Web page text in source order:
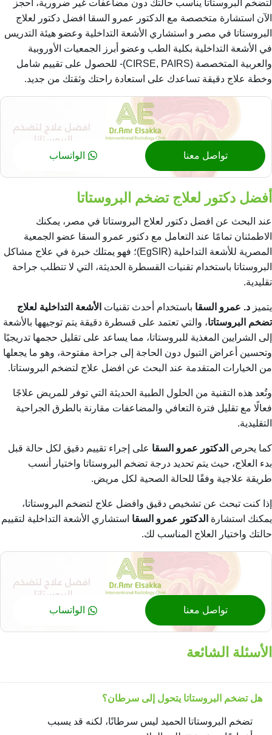
لتضخم البروستاتا يناسب حالتك دون مضاعفات غير ضرورية، احجز
الآن استشارة متخصصة مع الدكتور عمرو السقا افضل دكتور لعلاج
البروستاتا في مصر و استشاري الأشعة التداخلية وعضو هيئة التدريس
في الأشعة التداخلية بكلية الطب وعضو أبرز الجمعيات الأوروبية
والعربية المتخصصة (CIRSE, PAIRS)- للحصول على تقييم شامل
وخطة علاج دقيقة تساعدك على استعادة راحتك وثقتك من جديد.
تواصل معنا الواتساب
أفضل دكتور لعلاج تضخم البروستاتا
عند البحث عن افضل دكتور لعلاج البروستاتا في مصر، يمكنك
الاطمئنان تمامًا عند التعامل مع دكتور عمرو السقا عضو الجمعية
المصرية للأشعة التداخلية (EgSIR)؛ فهو يمتلك خبرة في علاج مشاكل
البروستاتا باستخدام تقنيات القسطرة الحديثة، التي لا تتطلب جراحة
تقليدية.
يتميز د. عمرو السقا باستخدام أحدث تقنيات الأشعة التداخلية لعلاج
تضخم البروستاتا، والتي تعتمد على قسطرة دقيقة يتم توجيهها بالأشعة
إلى الشرايين المغذية للبروستاتا، مما يساعد على تقليل حجمها تدريجيًا
وتحسين أعراض التبول دون الحاجة إلى جراحة مفتوحة، وهو ما يجعلها
من الخيارات المتقدمة عند البحث عن افضل علاج لتضخم البروستاتا.
وتُعد هذه التقنية من الحلول الطبية الحديثة التي توفر للمريض علاجًا
فعالًا مع تقليل فترة التعافي والمضاعفات مقارنة بالطرق الجراحية
التقليدية.
كما يحرص الدكتور عمرو السقا على إجراء تقييم دقيق لكل حالة قبل
بدء العلاج، حيث يتم تحديد درجة تضخم البروستاتا واختيار أنسب
طريقة علاجية وفقًا للحالة الصحية لكل مريض.
إذا كنت تبحث عن تشخيص دقيق و افضل علاج لتضخم البروستاتا،
يمكنك استشارة الدكتور عمرو السقا استشاري الأشعة التداخلية لتقييم
حالتك واختيار العلاج المناسب لك.
تواصل معنا الواتساب
الأسئلة الشائعة
هل تضخم البروستاتا يتحول إلى سرطان؟
تضخم البروستاتا الحميد ليس سرطانًا، لكنه قد يسبب